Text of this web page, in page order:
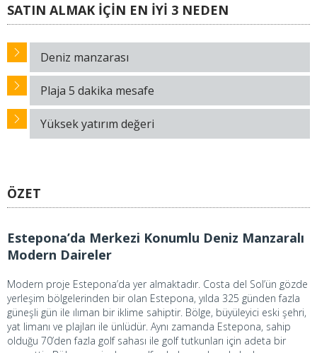
SATIN ALMAK İÇİN EN İYİ 3 NEDEN
Deniz manzarası
Plaja 5 dakika mesafe
Yüksek yatırım değeri
ÖZET
Estepona’da Merkezi Konumlu Deniz Manzaralı
Modern Daireler
Modern proje Estepona’da yer almaktadır. Costa del Sol’ün gözde
yerleşim bölgelerinden bir olan Estepona, yılda 325 günden fazla
güneşli gün ile ılıman bir iklime sahiptir. Bölge, büyüleyici eski şehri,
yat limanı ve plajları ile ünlüdür. Aynı zamanda Estepona, sahip
olduğu 70’den fazla golf sahası ile golf tutkunları için adeta bir